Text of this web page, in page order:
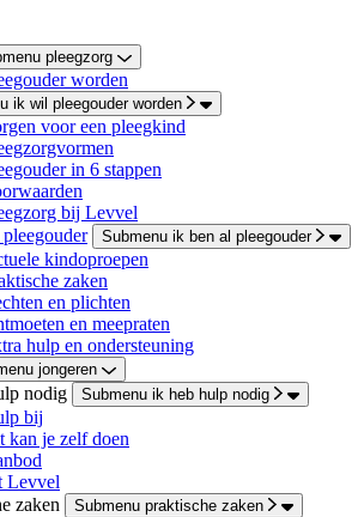
pleegzorg
worden
ik wil pleegouder worden
voor een pleegkind
in 6 stappen
bij Levvel
Submenu ik ben al pleegouder
kindoproepen
zaken
en plichten
en meepraten
hulp en ondersteuning
jongeren
nodig Submenu ik heb hulp nodig
bij
kan je zelf doen
Levvel
zaken
Submenu praktische zaken